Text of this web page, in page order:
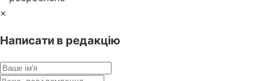
×
Написати в редакцію